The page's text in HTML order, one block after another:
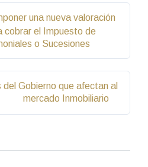
una nueva valoración
cobrar el Impuesto de
o Sucesiones
del Gobierno que afectan al
mercado Inmobiliario